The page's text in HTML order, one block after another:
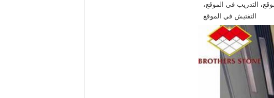
التدريب في الموقع،
التفتيش في الموقع